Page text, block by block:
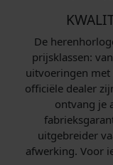
De
prijsklassen:
uitvoeringen
officiële dealer
ontvang je
uitgebreider
afwerking. Voor